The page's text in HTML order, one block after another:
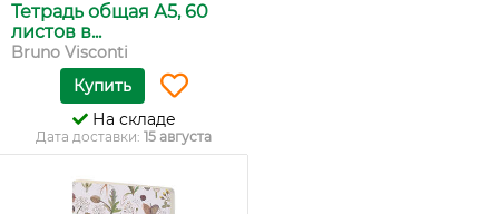
Тетрадь общая А5, 60
листов в...
Bruno Visconti
Купить
На складе
Дата доставки: 15 августа